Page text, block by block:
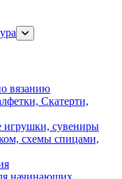
вязанию
Скатерти,
сувениры
схемы спицами,
начинающих